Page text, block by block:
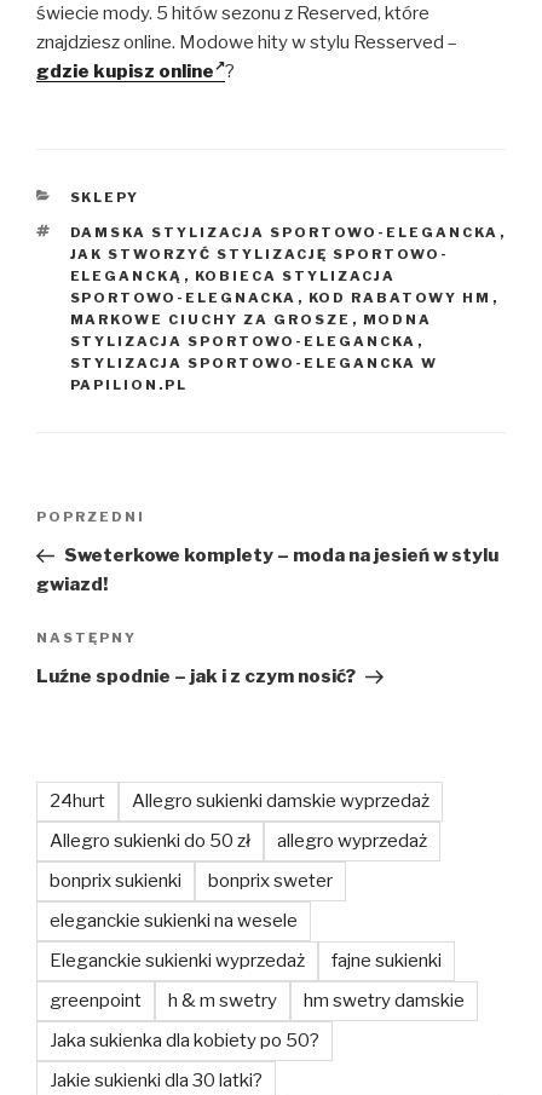
świecie mody. 5 hitów sezonu z Reserved, które
znajdziesz online. Modowe hity w stylu Resserved –
gdzie kupisz online ?
KATEGORIE
SKLEPY
TAGI
DAMSKA STYLIZACJA SPORTOWO-ELEGANCKA ,
JAK STWORZYĆ STYLIZACJĘ SPORTOWO-
ELEGANCKĄ , KOBIECA STYLIZACJA
SPORTOWO-ELEGNACKA , KOD RABATOWY HM ,
MARKOWE CIUCHY ZA GROSZE , MODNA
STYLIZACJA SPORTOWO-ELEGANCKA ,
STYLIZACJA SPORTOWO-ELEGANCKA W
PAPILION.PL
Poprzedni
wpis
POPRZEDNI
Sweterkowe komplety – moda na jesień w stylu
gwiazd!
Następny
wpis
NASTĘPNY
Luźne spodnie – jak i z czym nosić?
24hurt
Allegro sukienki damskie wyprzedaż
Allegro sukienki do 50 zł
allegro wyprzedaż
bonprix sukienki
bonprix sweter
eleganckie sukienki na wesele
Eleganckie sukienki wyprzedaż
fajne sukienki
greenpoint
h & m swetry
hm swetry damskie
Jaka sukienka dla kobiety po 50?
Jakie sukienki dla 30 latki?